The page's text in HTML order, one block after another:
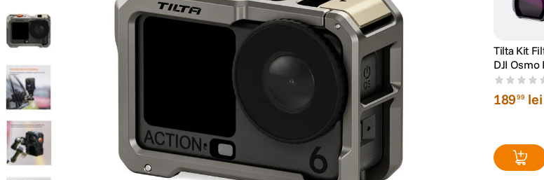
6 lavaliera
10. insta 360
Tilta Kit
DJI Osmo
18999 lei